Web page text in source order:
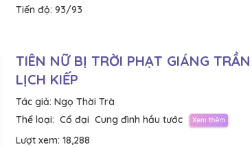
Tiến độ: 93/93
TIÊN NỮ BỊ TRỜI PHẠT GIÁNG TRẦN
LỊCH KIẾP
Tác giả: Ngọ Thời Trà
Thể loại: Cổ đại Cung đình hầu tước
Lượt xem: 18,288